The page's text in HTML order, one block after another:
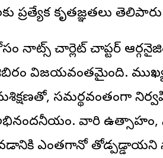
ప్రత్యేక కృతజ్ఞతలు
నాట్స్ చార్లెట్ చాప్టర్
విజయవంతమైంది.
సమర్థవంతంగా
వారి ఉత్సాహం,
ఎంతగానో తోడ్పడ్డాయని